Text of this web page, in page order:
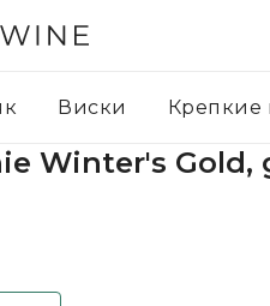
Виски Крепкие
Winter's Gold,